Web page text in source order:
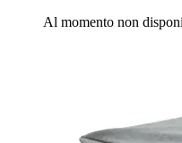
Al momento non